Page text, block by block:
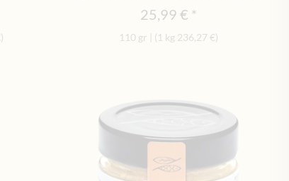
)
25,99 €
110 gr (1 kg 236,27 €)